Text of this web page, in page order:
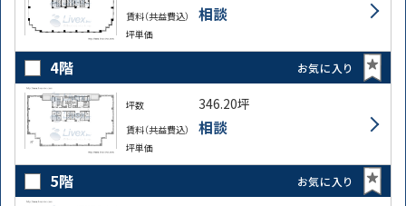
賃料（共益費込） 相談
坪単価
4階 お気に入り
坪数 346.20坪
賃料（共益費込） 相談
坪単価
5階 お気に入り